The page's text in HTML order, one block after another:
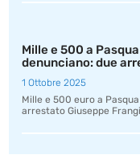
Mille e 500 a
denunciano: due
1 Ottobre 2025
Mille e 500 euro a
arrestato Giuseppe